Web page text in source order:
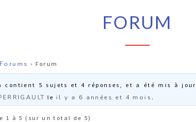
FORUM
Forums › Forum
contient 5 sujets et 4 réponses, et a été mis à
le il y a 6 années et 4 mois .
1 à 5 (sur un total de 5)